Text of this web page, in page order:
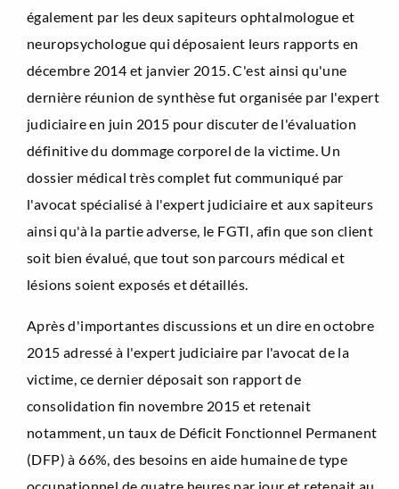
également par les deux sapiteurs ophtalmologue et
neuropsychologue qui déposaient leurs rapports en
décembre 2014 et janvier 2015. C'est ainsi qu'une
dernière réunion de synthèse fut organisée par l'expert
judiciaire en juin 2015 pour discuter de l'évaluation
définitive du dommage corporel de la victime. Un
dossier médical très complet fut communiqué par
l'avocat spécialisé à l'expert judiciaire et aux sapiteurs
ainsi qu'à la partie adverse, le FGTI, afin que son client
soit bien évalué, que tout son parcours médical et
lésions soient exposés et détaillés.
Après d'importantes discussions et un dire en octobre
2015 adressé à l'expert judiciaire par l'avocat de la
victime, ce dernier déposait son rapport de
consolidation fin novembre 2015 et retenait
notamment, un taux de Déficit Fonctionnel Permanent
(DFP) à 66%, des besoins en aide humaine de type